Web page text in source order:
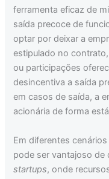
ferramenta eficaz de
saída precoce de
optar por deixar a
estipulado no
ou participações
desincentiva a saída
em casos de saída, a
acionária de forma
Em diferentes
pode ser vantajoso de
startups, onde